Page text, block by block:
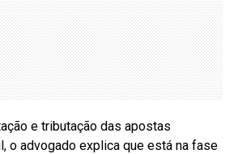
e tributação das apostas
o advogado explica que está na fase